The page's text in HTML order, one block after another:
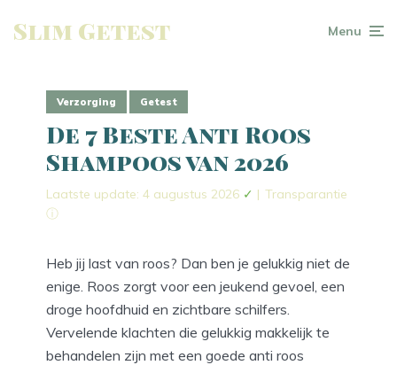
Slim Getest Menu
Verzorging Getest
De 7 Beste Anti Roos
Shampoos van 2026
Laatste update: 4 augustus 2026 ✓ | Transparantie
ⓘ
Heb jij last van roos? Dan ben je gelukkig niet de
enige. Roos zorgt voor een jeukend gevoel, een
droge hoofdhuid en zichtbare schilfers.
Vervelende klachten die gelukkig makkelijk te
behandelen zijn met een goede anti roos